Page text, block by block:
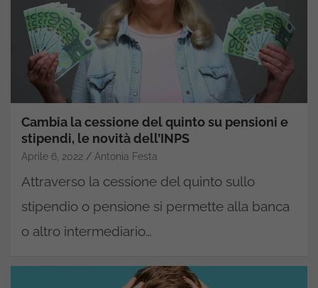
Cambia la cessione del quinto su pensioni e
stipendi, le novità dell’INPS
Aprile 6, 2022 Antonia Festa
Attraverso la cessione del quinto sullo
stipendio o pensione si permette alla banca
o altro intermediario…